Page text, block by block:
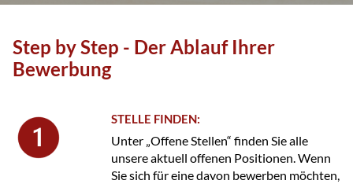
Step by Step - Der Ablauf Ihrer
Bewerbung
STELLE FINDEN:
Unter „Offene Stellen“ finden Sie alle
unsere aktuell offenen Positionen. Wenn
Sie sich für eine davon bewerben möchten,